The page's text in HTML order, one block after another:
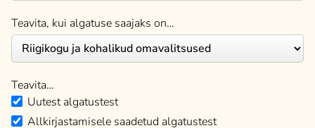
Teavita, kui algatuse saajaks on…
Teavita…
Uutest algatustest
Allkirjastamisele saadetud algatustest